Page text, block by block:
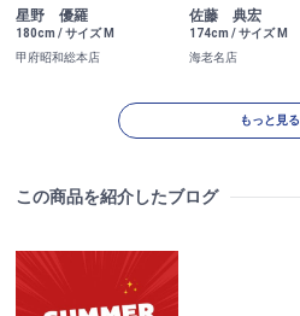
星野 優羅
180cm / サイズ M
甲府昭和総本店
佐藤 典宏
174cm / サイズ M
海老名店
もっと見る
この商品を紹介したブログ